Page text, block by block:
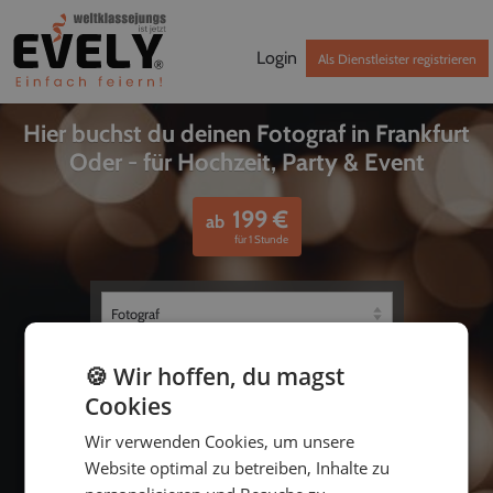
Login Als Dienstleister registrieren
Hier buchst du deinen Fotograf in Frankfurt
Oder - für Hochzeit, Party & Event
ab 199€
für 1 Stunde
bis
🍪 Wir hoffen, du magst
Cookies
Wir verwenden Cookies, um unsere
Website optimal zu betreiben, Inhalte zu